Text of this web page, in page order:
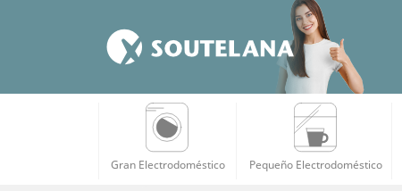
Gran Electrodoméstico Pequeño Electrodoméstico